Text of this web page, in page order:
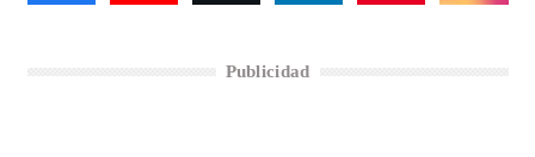
Publicidad